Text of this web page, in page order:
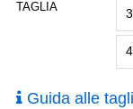
TAGLIA
Guida alle